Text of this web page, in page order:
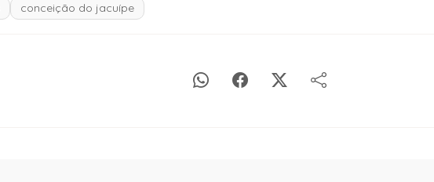
conceição do jacuípe